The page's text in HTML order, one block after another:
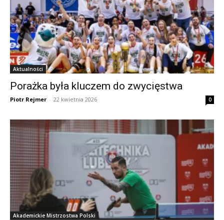
Aktualności
Porażka była kluczem do zwycięstwa
Piotr Rejmer - 22 kwietnia 2026 0
Akademickie Mistrzostwa Polski